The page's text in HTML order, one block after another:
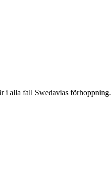
i alla fall Swedavias förhoppning.